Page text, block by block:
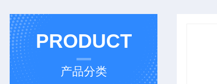
PRODUCT
产品分类